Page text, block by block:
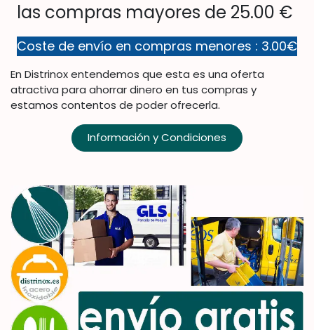
las compras mayores de 25.00 €
Coste de envío en compras menores : 3.00€
En Distrinox entendemos que esta es una oferta
atractiva para ahorrar dinero en tus compras y
estamos contentos de poder ofrecerla.
Información y Condiciones